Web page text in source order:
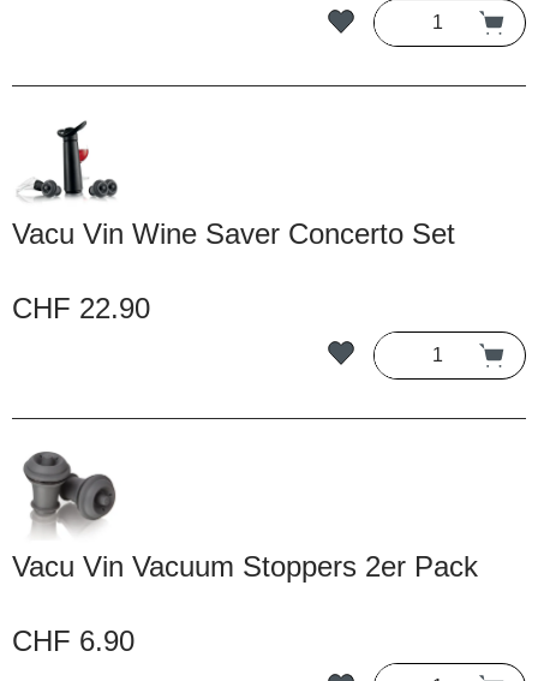
Vacu Vin Wine Saver Concerto Set
CHF 22.90
Vacu Vin Vacuum Stoppers 2er Pack
CHF 6.90